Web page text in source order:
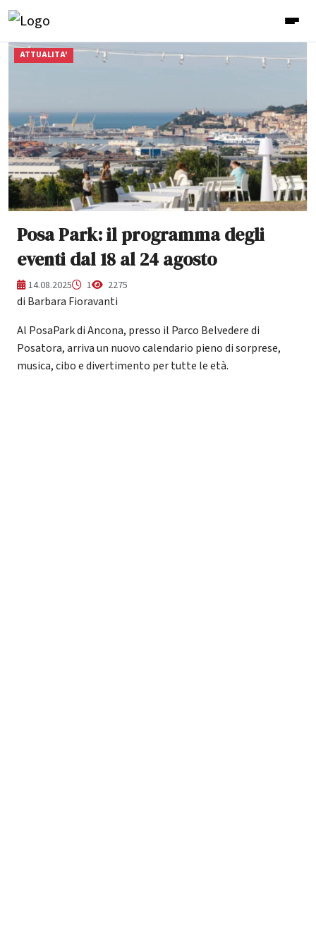
ATTUALITA'
Posa Park: il programma degli
eventi dal 18 al 24 agosto
14.08.2025 1 2275
di Barbara Fioravanti
Al PosaPark di Ancona, presso il Parco Belvedere di
Posatora, arriva un nuovo calendario pieno di sorprese,
musica, cibo e divertimento per tutte le età.